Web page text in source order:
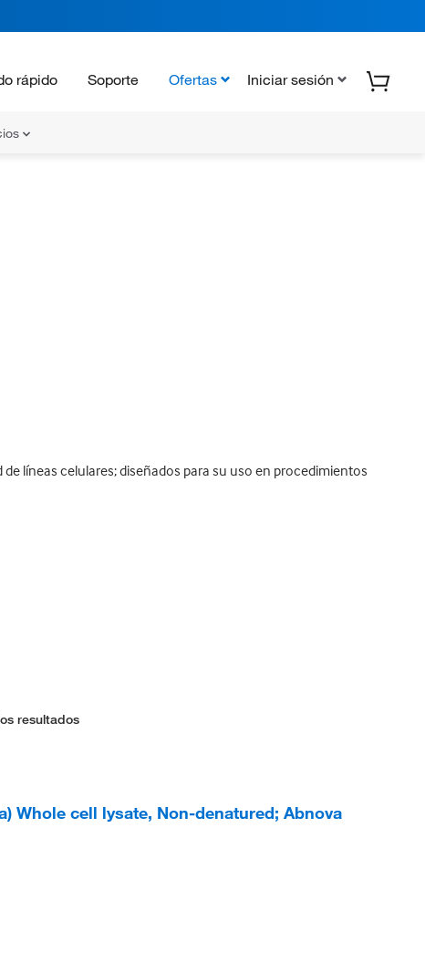
rápido Soporte Ofertas Iniciar sesión
líneas celulares; diseñados para su uso en procedimientos
resultados
Whole cell lysate, Non-denatured; Abnova